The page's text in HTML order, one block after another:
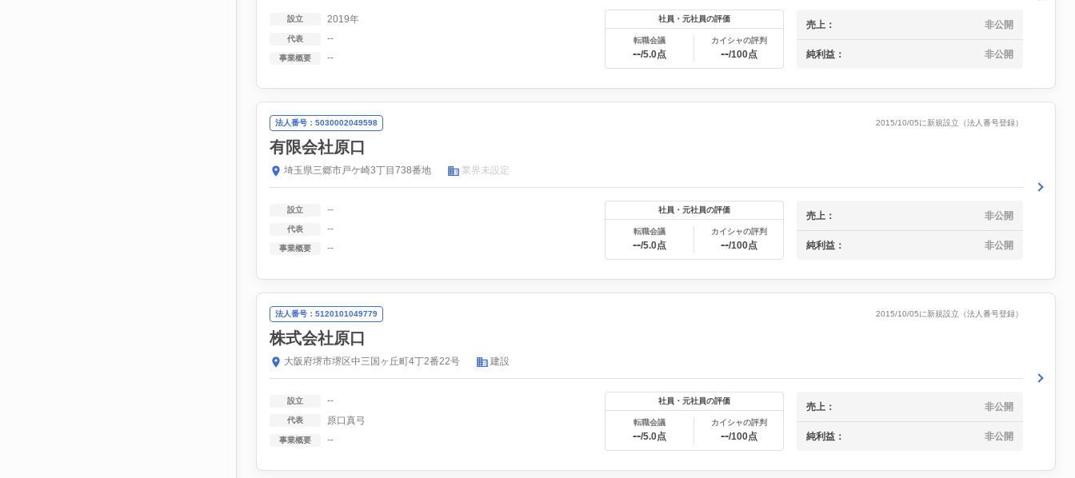
設立 2019年
代表 --
事業概要 --
社員・元社員の評価
転職会議
--/5.0点
カイシャの評判
--/100点
売上： 非公開
純利益： 非公開
法人番号：5030002049598 2015/10/05に新規設立（法人番号登録）
有限会社原口
埼玉県三郷市戸ケ崎3丁目738番地 業界未設定
設立 --
代表 --
事業概要 --
社員・元社員の評価
転職会議
--/5.0点
カイシャの評判
--/100点
売上： 非公開
純利益： 非公開
法人番号：5120101049779 2015/10/05に新規設立（法人番号登録）
株式会社原口
大阪府堺市堺区中三国ヶ丘町4丁2番22号 建設
設立 --
代表 原口真弓
事業概要 --
社員・元社員の評価
転職会議
--/5.0点
カイシャの評判
--/100点
売上： 非公開
純利益： 非公開